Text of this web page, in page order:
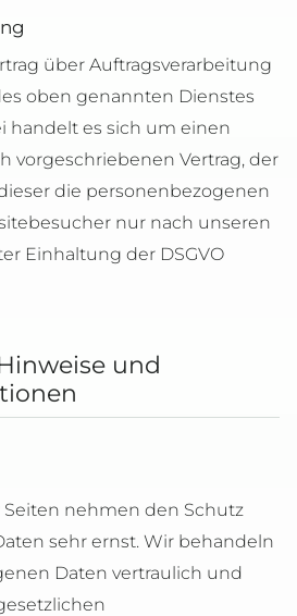
über Auftragsverarbeitung
oben genannten Dienstes
handelt es sich um einen
vorgeschriebenen Vertrag, der
die personenbezogenen
nur nach unseren
Einhaltung der DSGVO
und
nehmen den Schutz
sehr ernst. Wir behandeln
Daten vertraulich und